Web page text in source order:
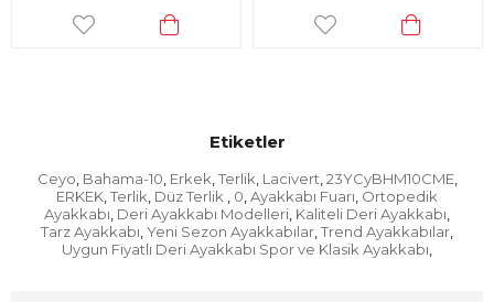
Etiketler
Ceyo, Bahama-10, Erkek, Terlik, Lacivert, 23YCyBHM10CME,
ERKEK, Terlik, Düz Terlik , 0, Ayakkabı Fuarı, Ortopedik
Ayakkabı, Deri Ayakkabı Modelleri, Kaliteli Deri Ayakkabı,
Tarz Ayakkabı, Yeni Sezon Ayakkabılar, Trend Ayakkabılar,
Uygun Fiyatlı Deri Ayakkabı Spor ve Klasik Ayakkabı,